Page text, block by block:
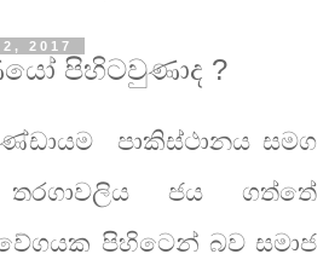
2017
පිහිටවුණාද ?
පාකිස්ථානය සමග
ජය ගත්තේ
පිහිටෙන් බව සමාජ